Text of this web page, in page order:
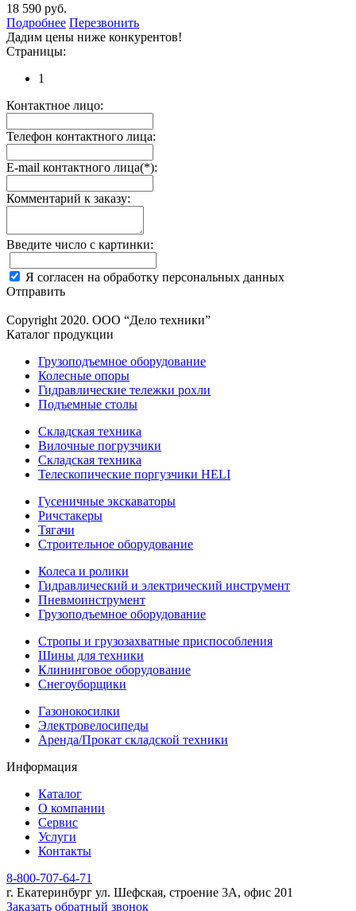
18 590 руб.
Подробнее Перезвонить
Дадим цены ниже конкурентов!
Страницы:
1
Контактное лицо:
Телефон контактного лица:
E-mail контактного лица(*):
Комментарий к заказу:
Введите число с картинки:
Я согласен на обработку персональных данных
Отправить
Copyright 2020. ООО “Дело техники”
Каталог продукции
Грузоподъемное оборудование
Колесные опоры
Гидравлические тележки рохли
Подъемные столы
Складская техника
Вилочные погрузчики
Складская техника
Телескопические поргузчики HELI
Гусеничные экскаваторы
Ричстакеры
Тягачи
Строительное оборудование
Колеса и ролики
Гидравлический и электрический инструмент
Пневмоинструмент
Грузоподъемное оборудование
Стропы и грузозахватные приспособления
Шины для техники
Клининговое оборудование
Снегоуборщики
Газонокосилки
Электровелосипеды
Аренда/Прокат складской техники
Информация
Каталог
О компании
Сервис
Услуги
Контакты
8-800-707-64-71
г. Екатеринбург ул. Шефская, строение 3А, офис 201
Заказать обратный звонок